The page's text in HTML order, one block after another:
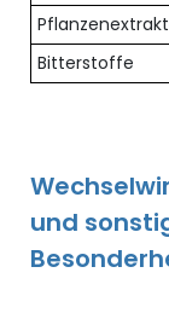
Bitterstoffe
und